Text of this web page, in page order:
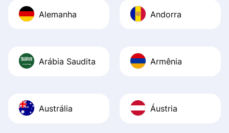
Alemanha Andorra
Arábia Saudita Armênia
Austrália Áustria